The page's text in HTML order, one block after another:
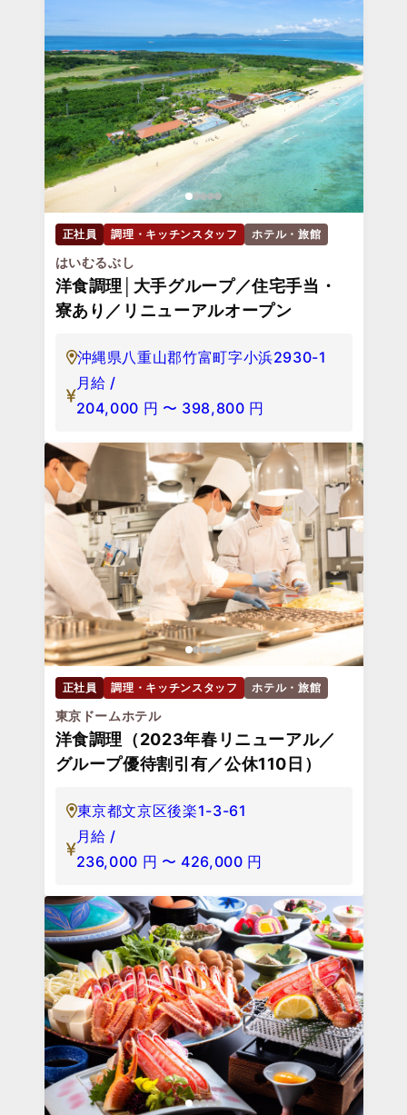
正社員 調理・キッチンスタッフ ホテル・旅館
はいむるぶし
洋食調理│大手グループ／住宅手当・
寮あり／リニューアルオープン
沖縄県八重山郡竹富町字小浜2930-1
月給 /
204,000 円 〜 398,800 円
正社員 調理・キッチンスタッフ ホテル・旅館
東京ドームホテル
洋食調理（2023年春リニューアル／
グループ優待割引有／公休110日）
東京都文京区後楽1-3-61
月給 /
236,000 円 〜 426,000 円